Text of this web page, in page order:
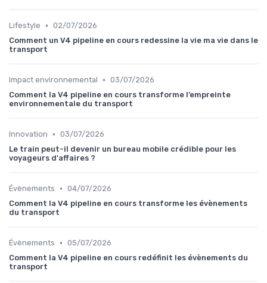
Lifestyle • 02/07/2026
Comment un V4 pipeline en cours redessine la vie ma vie dans le
transport
Impact environnemental • 03/07/2026
Comment la V4 pipeline en cours transforme l’empreinte
environnementale du transport
Innovation • 03/07/2026
Le train peut-il devenir un bureau mobile crédible pour les
voyageurs d'affaires ?
Évènements • 04/07/2026
Comment la V4 pipeline en cours transforme les évènements
du transport
Évènements • 05/07/2026
Comment la V4 pipeline en cours redéfinit les évènements du
transport